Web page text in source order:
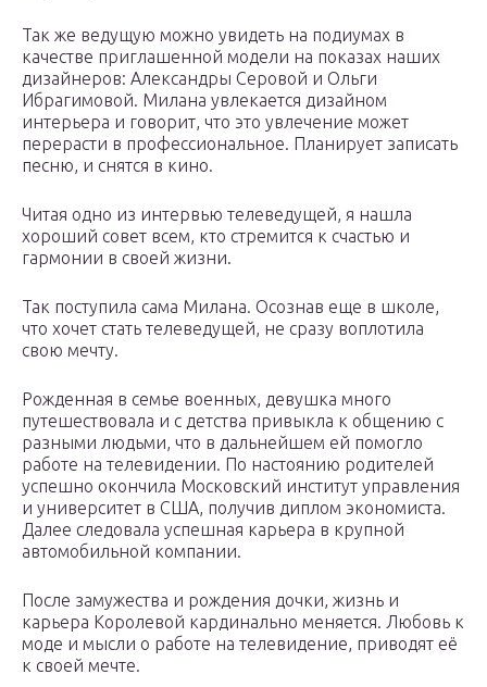
Так же ведущую можно увидеть на подиумах в
качестве приглашенной модели на показах наших
дизайнеров: Александры Серовой и Ольги
Ибрагимовой. Милана увлекается дизайном
интерьера и говорит, что это увлечение может
перерасти в профессиональное. Планирует записать
песню, и снятся в кино.
Читая одно из интервью телеведущей, я нашла
хороший совет всем, кто стремится к счастью и
гармонии в своей жизни.
Так поступила сама Милана. Осознав еще в школе,
что хочет стать телеведущей, не сразу воплотила
свою мечту.
Рожденная в семье военных, девушка много
путешествовала и с детства привыкла к общению с
разными людьми, что в дальнейшем ей помогло
работе на телевидении. По настоянию родителей
успешно окончила Московский институт управления
и университет в США, получив диплом экономиста.
Далее следовала успешная карьера в крупной
автомобильной компании.
После замужества и рождения дочки, жизнь и
карьера Королевой кардинально меняется. Любовь к
моде и мысли о работе на телевидение, приводят её
к своей мечте.